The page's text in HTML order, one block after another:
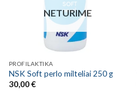
NETURIME
PROFILAKTIKA
NSK Soft perlo milteliai 250 g
30,00€